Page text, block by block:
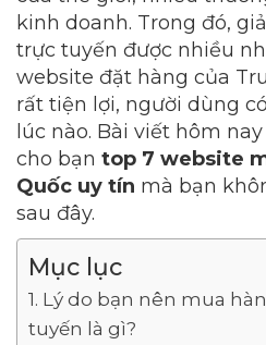
kinh doanh. Trong đó,
trực tuyến được nhiều
website đặt hàng của
rất tiện lợi, người dùng
lúc nào. Bài viết hôm
cho bạn top 7 website
Quốc uy tín mà bạn
sau đây.
Mục lục
Lý do bạn nên mua
tuyến là gì?